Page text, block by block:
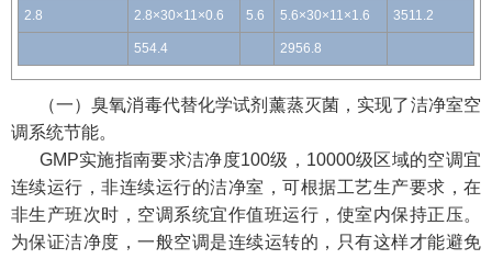
2.8 2.8×30×11×0.6 5.6 5.6×30×11×1.6 3511.2
554.4 2956.8
（一）臭氧消毒代替化学试剂薰蒸灭菌，实现了洁净室空
调系统节能。
GMP实施指南要求洁净度100级，10000级区域的空调宜
连续运行，非连续运行的洁净室，可根据工艺生产要求，在
非生产班次时，空调系统宜作值班运行，使室内保持正压。
为保证洁净度，一般空调是连续运转的，只有这样才能避免